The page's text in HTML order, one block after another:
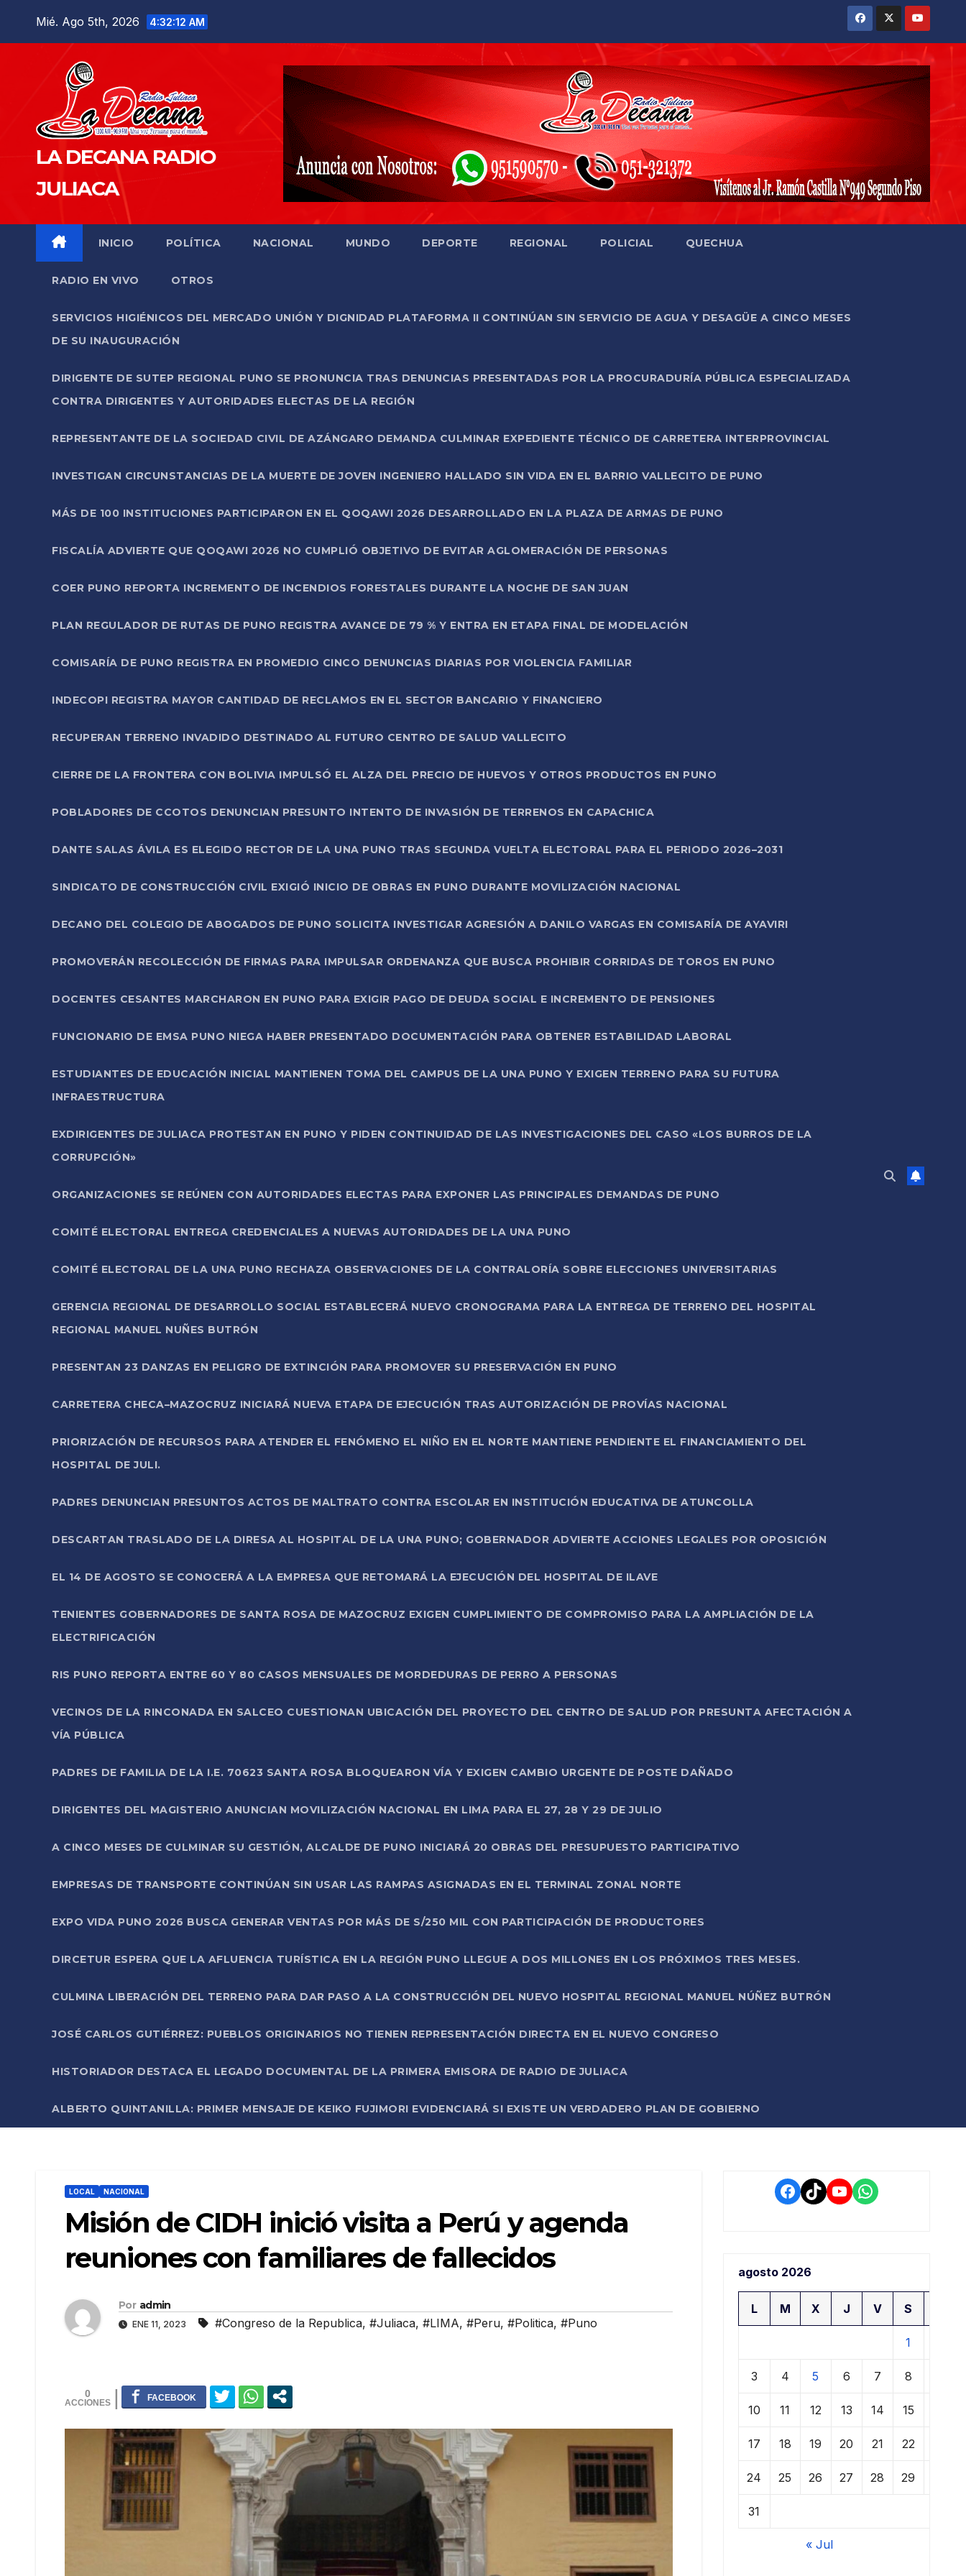
Mié. Ago 5th, 2026 4:32:13 AM
LA DECANA RADIO
JULIACA
INICIO POLÍTICA NACIONAL MUNDO DEPORTE REGIONAL POLICIAL QUECHUA
RADIO EN VIVO OTROS
SERVICIOS HIGIÉNICOS DEL MERCADO UNIÓN Y DIGNIDAD PLATAFORMA II CONTINÚAN SIN SERVICIO DE AGUA Y DESAGÜE A CINCO MESES
DE SU INAUGURACIÓN
DIRIGENTE DE SUTEP REGIONAL PUNO SE PRONUNCIA TRAS DENUNCIAS PRESENTADAS POR LA PROCURADURÍA PÚBLICA ESPECIALIZADA
CONTRA DIRIGENTES Y AUTORIDADES ELECTAS DE LA REGIÓN
REPRESENTANTE DE LA SOCIEDAD CIVIL DE AZÁNGARO DEMANDA CULMINAR EXPEDIENTE TÉCNICO DE CARRETERA INTERPROVINCIAL
INVESTIGAN CIRCUNSTANCIAS DE LA MUERTE DE JOVEN INGENIERO HALLADO SIN VIDA EN EL BARRIO VALLECITO DE PUNO
MÁS DE 100 INSTITUCIONES PARTICIPARON EN EL QOQAWI 2026 DESARROLLADO EN LA PLAZA DE ARMAS DE PUNO
FISCALÍA ADVIERTE QUE QOQAWI 2026 NO CUMPLIÓ OBJETIVO DE EVITAR AGLOMERACIÓN DE PERSONAS
COER PUNO REPORTA INCREMENTO DE INCENDIOS FORESTALES DURANTE LA NOCHE DE SAN JUAN
PLAN REGULADOR DE RUTAS DE PUNO REGISTRA AVANCE DE 79 % Y ENTRA EN ETAPA FINAL DE MODELACIÓN
COMISARÍA DE PUNO REGISTRA EN PROMEDIO CINCO DENUNCIAS DIARIAS POR VIOLENCIA FAMILIAR
INDECOPI REGISTRA MAYOR CANTIDAD DE RECLAMOS EN EL SECTOR BANCARIO Y FINANCIERO
RECUPERAN TERRENO INVADIDO DESTINADO AL FUTURO CENTRO DE SALUD VALLECITO
CIERRE DE LA FRONTERA CON BOLIVIA IMPULSÓ EL ALZA DEL PRECIO DE HUEVOS Y OTROS PRODUCTOS EN PUNO
POBLADORES DE CCOTOS DENUNCIAN PRESUNTO INTENTO DE INVASIÓN DE TERRENOS EN CAPACHICA
DANTE SALAS ÁVILA ES ELEGIDO RECTOR DE LA UNA PUNO TRAS SEGUNDA VUELTA ELECTORAL PARA EL PERIODO 2026–2031
SINDICATO DE CONSTRUCCIÓN CIVIL EXIGIÓ INICIO DE OBRAS EN PUNO DURANTE MOVILIZACIÓN NACIONAL
DECANO DEL COLEGIO DE ABOGADOS DE PUNO SOLICITA INVESTIGAR AGRESIÓN A DANILO VARGAS EN COMISARÍA DE AYAVIRI
PROMOVERÁN RECOLECCIÓN DE FIRMAS PARA IMPULSAR ORDENANZA QUE BUSCA PROHIBIR CORRIDAS DE TOROS EN PUNO
DOCENTES CESANTES MARCHARON EN PUNO PARA EXIGIR PAGO DE DEUDA SOCIAL E INCREMENTO DE PENSIONES
FUNCIONARIO DE EMSA PUNO NIEGA HABER PRESENTADO DOCUMENTACIÓN PARA OBTENER ESTABILIDAD LABORAL
ESTUDIANTES DE EDUCACIÓN INICIAL MANTIENEN TOMA DEL CAMPUS DE LA UNA PUNO Y EXIGEN TERRENO PARA SU FUTURA
INFRAESTRUCTURA
EXDIRIGENTES DE JULIACA PROTESTAN EN PUNO Y PIDEN CONTINUIDAD DE LAS INVESTIGACIONES DEL CASO «LOS BURROS DE LA
CORRUPCIÓN»
ORGANIZACIONES SE REÚNEN CON AUTORIDADES ELECTAS PARA EXPONER LAS PRINCIPALES DEMANDAS DE PUNO
COMITÉ ELECTORAL ENTREGA CREDENCIALES A NUEVAS AUTORIDADES DE LA UNA PUNO
COMITÉ ELECTORAL DE LA UNA PUNO RECHAZA OBSERVACIONES DE LA CONTRALORÍA SOBRE ELECCIONES UNIVERSITARIAS
GERENCIA REGIONAL DE DESARROLLO SOCIAL ESTABLECERÁ NUEVO CRONOGRAMA PARA LA ENTREGA DE TERRENO DEL HOSPITAL
REGIONAL MANUEL NUÑES BUTRÓN
PRESENTAN 23 DANZAS EN PELIGRO DE EXTINCIÓN PARA PROMOVER SU PRESERVACIÓN EN PUNO
CARRETERA CHECA–MAZOCRUZ INICIARÁ NUEVA ETAPA DE EJECUCIÓN TRAS AUTORIZACIÓN DE PROVÍAS NACIONAL
PRIORIZACIÓN DE RECURSOS PARA ATENDER EL FENÓMENO EL NIÑO EN EL NORTE MANTIENE PENDIENTE EL FINANCIAMIENTO DEL
HOSPITAL DE JULI.
PADRES DENUNCIAN PRESUNTOS ACTOS DE MALTRATO CONTRA ESCOLAR EN INSTITUCIÓN EDUCATIVA DE ATUNCOLLA
DESCARTAN TRASLADO DE LA DIRESA AL HOSPITAL DE LA UNA PUNO; GOBERNADOR ADVIERTE ACCIONES LEGALES POR OPOSICIÓN
EL 14 DE AGOSTO SE CONOCERÁ A LA EMPRESA QUE RETOMARÁ LA EJECUCIÓN DEL HOSPITAL DE ILAVE
TENIENTES GOBERNADORES DE SANTA ROSA DE MAZOCRUZ EXIGEN CUMPLIMIENTO DE COMPROMISO PARA LA AMPLIACIÓN DE LA
ELECTRIFICACIÓN
RIS PUNO REPORTA ENTRE 60 Y 80 CASOS MENSUALES DE MORDEDURAS DE PERRO A PERSONAS
VECINOS DE LA RINCONADA EN SALCEO CUESTIONAN UBICACIÓN DEL PROYECTO DEL CENTRO DE SALUD POR PRESUNTA AFECTACIÓN A
VÍA PÚBLICA
PADRES DE FAMILIA DE LA I.E. 70623 SANTA ROSA BLOQUEARON VÍA Y EXIGEN CAMBIO URGENTE DE POSTE DAÑADO
DIRIGENTES DEL MAGISTERIO ANUNCIAN MOVILIZACIÓN NACIONAL EN LIMA PARA EL 27, 28 Y 29 DE JULIO
A CINCO MESES DE CULMINAR SU GESTIÓN, ALCALDE DE PUNO INICIARÁ 20 OBRAS DEL PRESUPUESTO PARTICIPATIVO
EMPRESAS DE TRANSPORTE CONTINÚAN SIN USAR LAS RAMPAS ASIGNADAS EN EL TERMINAL ZONAL NORTE
EXPO VIDA PUNO 2026 BUSCA GENERAR VENTAS POR MÁS DE S/250 MIL CON PARTICIPACIÓN DE PRODUCTORES
DIRCETUR ESPERA QUE LA AFLUENCIA TURÍSTICA EN LA REGIÓN PUNO LLEGUE A DOS MILLONES EN LOS PRÓXIMOS TRES MESES.
CULMINA LIBERACIÓN DEL TERRENO PARA DAR PASO A LA CONSTRUCCIÓN DEL NUEVO HOSPITAL REGIONAL MANUEL NÚÑEZ BUTRÓN
JOSÉ CARLOS GUTIÉRREZ: PUEBLOS ORIGINARIOS NO TIENEN REPRESENTACIÓN DIRECTA EN EL NUEVO CONGRESO
HISTORIADOR DESTACA EL LEGADO DOCUMENTAL DE LA PRIMERA EMISORA DE RADIO DE JULIACA
ALBERTO QUINTANILLA: PRIMER MENSAJE DE KEIKO FUJIMORI EVIDENCIARÁ SI EXISTE UN VERDADERO PLAN DE GOBIERNO
LOCAL NACIONAL
Misión de CIDH inició visita a Perú y agenda
reuniones con familiares de fallecidos
Por admin
ENE 11, 2023 #Congreso de la Republica, #Juliaca, #LIMA, #Peru, #Politica, #Puno
0
Facebook
TikTokYouTube
WhatsApp
agosto 2026
L M X J V S
1
3 4 5 6 7 8
10 11 12 13 14 15
17 18 19 20 21 22
24 25 26 27 28 29
31
« Jul